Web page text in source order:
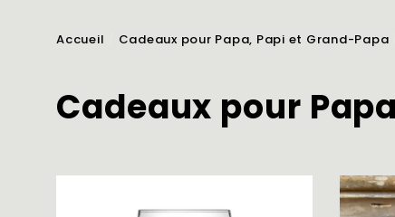
Accueil Cadeaux pour Papa, Papi et Grand-Papa
Cadeaux pour